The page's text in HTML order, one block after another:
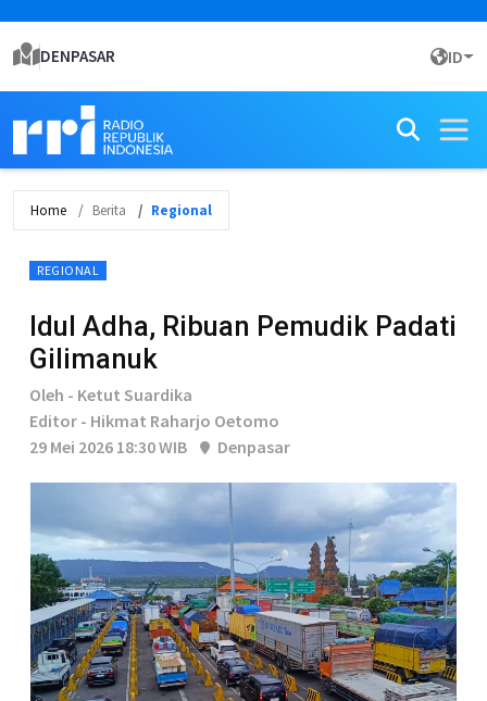
DENPASAR ID
Home Berita Regional
REGIONAL
Idul Adha, Ribuan Pemudik Padati
Gilimanuk
Oleh - Ketut Suardika
Editor - Hikmat Raharjo Oetomo
29 Mei 2026 18:30 WIB
Denpasar